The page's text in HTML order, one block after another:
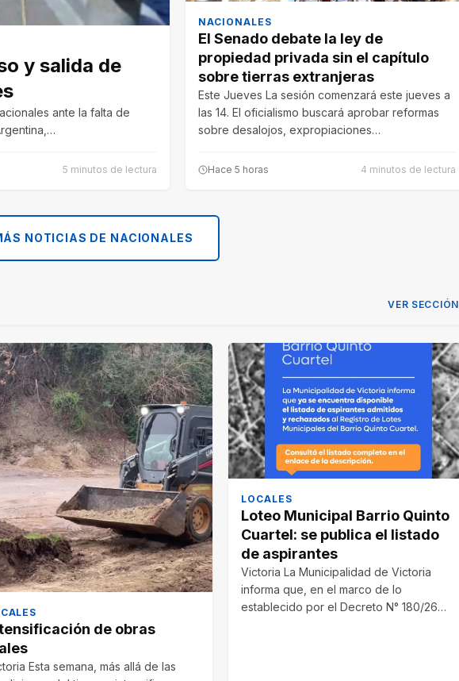
y salida de
ante la falta de
5 minutos de lectura
NACIONALES
El Senado debate la ley de
propiedad privada sin el capítulo
sobre tierras extranjeras
Este Jueves La sesión comenzará este jueves a
las 14. El oficialismo buscará aprobar reformas
sobre desalojos, expropiaciones…
Hace 5 horas 4 minutos de lectura
NOTICIAS DE NACIONALES
VER SECCIÓN
de obras
Esta semana, más allá de las
LOCALES
Loteo Municipal Barrio Quinto
Cuartel: se publica el listado
de aspirantes
Victoria La Municipalidad de Victoria
informa que, en el marco de lo
establecido por el Decreto N° 180/26…